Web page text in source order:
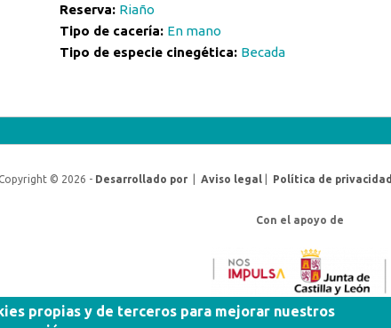
Reserva: Riaño
Tipo de cacería: En mano
Tipo de especie cinegética: Becada
© 2026 - Desarrollado por| Aviso legal| Política de privacidad
Con el apoyo de
propias y de terceros para mejorar nuestros